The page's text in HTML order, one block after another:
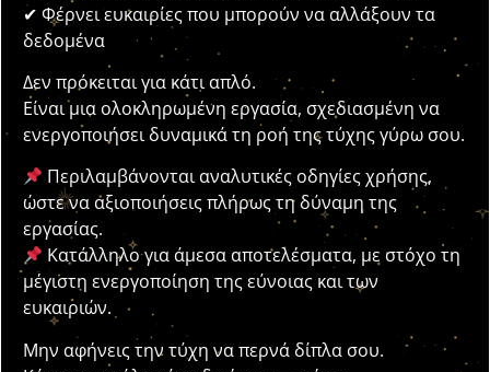
✔ Φέρνει ευκαιρίες που μπορούν να αλλάξουν τα
δεδομένα
Δεν πρόκειται για κάτι απλό.
Είναι μια ολοκληρωμένη εργασία, σχεδιασμένη να
ενεργοποιήσει δυναμικά τη ροή της τύχης γύρω σου.
Περιλαμβάνονται αναλυτικές οδηγίες χρήσης,
ώστε να αξιοποιήσεις πλήρως τη δύναμη της
εργασίας.
Κατάλληλο για άμεσα αποτελέσματα, με στόχο τη
μέγιστη ενεργοποίηση της εύνοιας και των
ευκαιριών.
Μην αφήνεις την τύχη να περνά δίπλα σου.